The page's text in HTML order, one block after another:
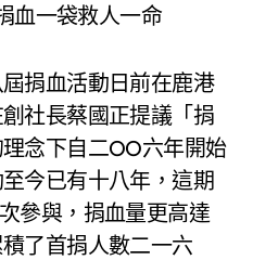
血一袋救人一命
捐血活動日前在鹿港
社長蔡國正提議「捐
念下自二OO六年開始
今已有十八年，這期
參與，捐血量更高達
了首捐人數二一六